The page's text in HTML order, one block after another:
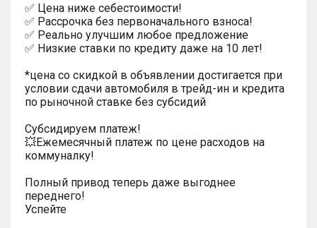
✅ Цена ниже себестоимости!
✅ Рассрочка без первоначального взноса!
✅ Реально улучшим любое предложение
✅ Низкие ставки по кредиту даже на 10 лет!
*цена со скидкой в объявлении достигается при
условии сдачи автомобиля в трейд-ин и кредита
по рыночной ставке без субсидий
Субсидируем платеж!
💥Ежемесячный платеж по цене расходов на
коммуналку!
Полный привод теперь даже выгоднее
переднего!
Успейте